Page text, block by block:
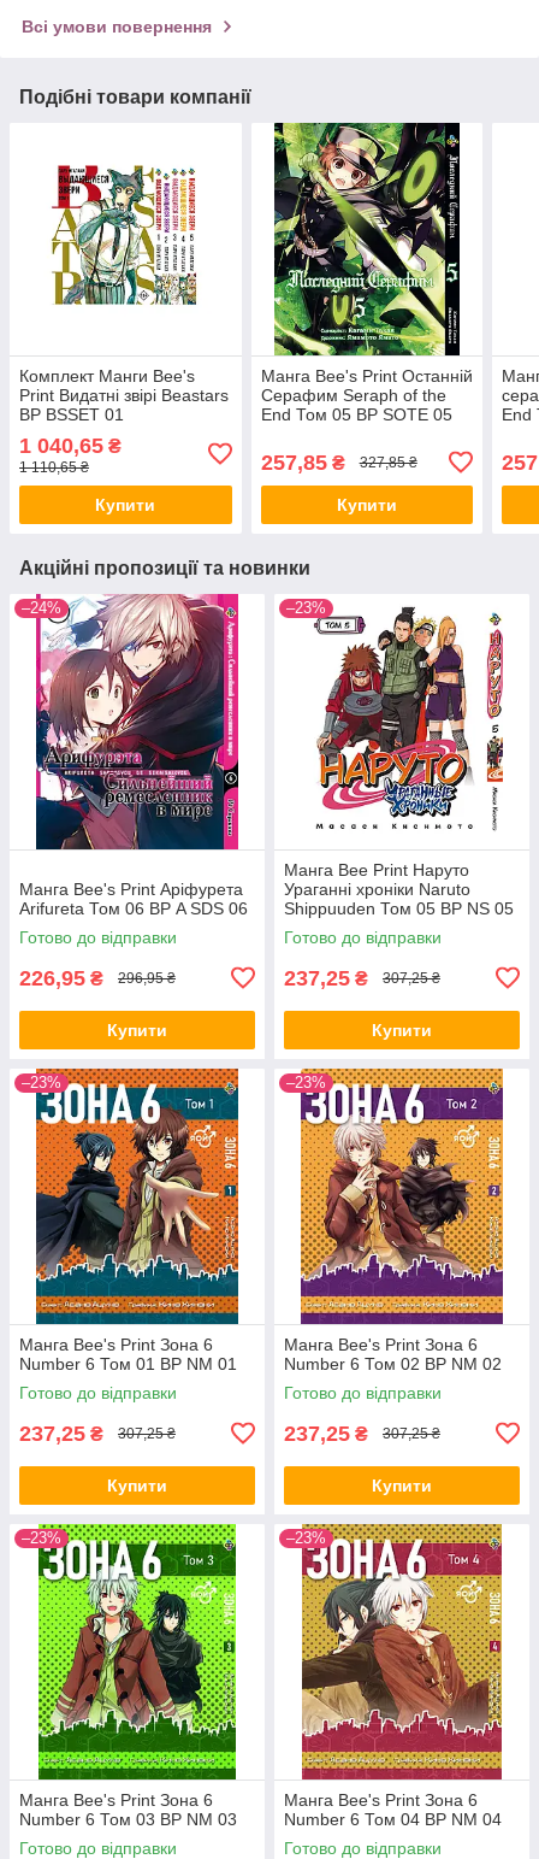
Всі умови повернення
Подібні товари компанії
Комплект Манги Bee's
Print Видатні звірі Beastars
BP BSSET 01
1 040,65 ₴
1 110,65 ₴
Купити
Манга Bee's Print Останній
Серафим Seraph of the
End Том 05 BP SOTE 05
257,85₴ 327,85 ₴
Купити
End
Акційні пропозиції та новинки
–24%
Манга Bee's Print Аріфурета
Arifureta Том 06 ВР A SDS 06
Готово до відправки
226,95 ₴ 296,95 ₴
Купити
–23%
Манга Bee Print Наруто
Ураганні хроніки Naruto
Shippuuden Том 05 ВР NS 05
Готово до відправки
237,25 ₴ 307,25 ₴
Купити
–23%
Манга Bee's Print Зона 6
Number 6 Том 01 ВР NM 01
Готово до відправки
237,25 ₴ 307,25 ₴
Купити
–23%
Манга Bee's Print Зона 6
Number 6 Том 02 ВР NM 02
Готово до відправки
237,25 ₴ 307,25 ₴
Купити
–23%
Манга Bee's Print Зона 6
Number 6 Том 03 ВР NM 03
Готово до відправки
–23%
Манга Bee's Print Зона 6
Number 6 Том 04 ВР NM 04
Готово до відправки